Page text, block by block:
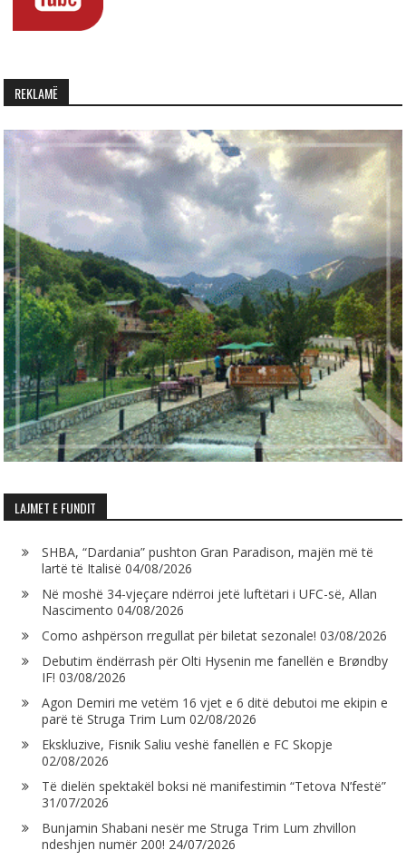
REKLAMË
LAJMET E FUNDIT
SHBA, “Dardania” pushton Gran Paradison, majën më të
lartë të Italisë 04/08/2026
Në moshë 34-vjeçare ndërroi jetë luftëtari i UFC-së, Allan
Nascimento 04/08/2026
Como ashpërson rregullat për biletat sezonale! 03/08/2026
Debutim ëndërrash për Olti Hysenin me fanellën e Brøndby
IF! 03/08/2026
Agon Demiri me vetëm 16 vjet e 6 ditë debutoi me ekipin e
parë të Struga Trim Lum 02/08/2026
Ekskluzive, Fisnik Saliu veshë fanellën e FC Skopje
02/08/2026
Të dielën spektakël boksi në manifestimin “Tetova N’festë”
31/07/2026
Bunjamin Shabani nesër me Struga Trim Lum zhvillon
ndeshjen numër 200! 24/07/2026